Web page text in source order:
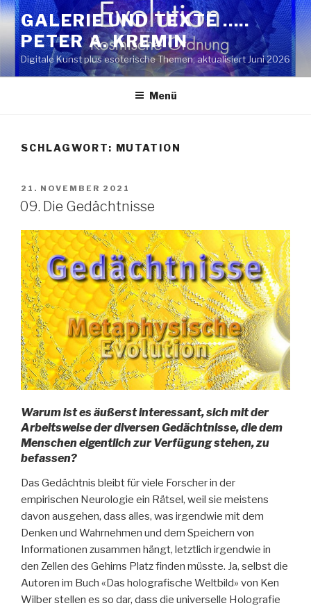
Zum
Inhalt
springen
GALERIE UND TEXTE …..
PETER A. KREMIN
Digitale Kunst plus esoterische Themen; aktualisiert Juni 2026
Menü
SCHLAGWORT: MUTATION
VERÖFFENTLICHT
AM
21. NOVEMBER 2021
09. Die Gedächtnisse
Warum ist es äußerst interessant, sich mit der
Arbeitsweise der diversen Gedächtnisse, die dem
Menschen eigentlich zur Verfügung stehen, zu
befassen?
Das Gedächtnis bleibt für viele Forscher in der
empirischen Neurologie ein Rätsel, weil sie meistens
davon ausgehen, dass alles, was irgendwie mit dem
Denken und Wahrnehmen und dem Speichern von
Informationen zusammen hängt, letztlich irgendwie in
den Zellen des Gehirns Platz finden müsste. Ja, selbst die
Autoren im Buch «Das holografische Weltbild» von Ken
Wilber stellen es so dar, dass die universelle Holografie